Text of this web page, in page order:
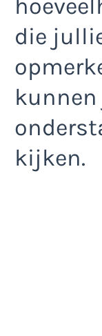
die
kijken.